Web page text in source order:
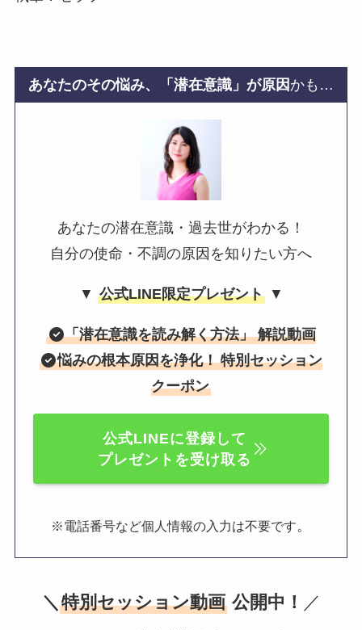
あなたのその悩み、「潜在意識」が原因 かも…
あなたの潜在意識・過去世がわかる！
自分の使命・不調の原因を知りたい方へ
▼ 公式LINE限定プレゼント▼
「潜在意識を読み解く方法」 解説動画
悩みの根本原因を浄化！ 特別セッション
クーポン
公式LINEに登録して
プレゼントを受け取る
※電話番号など個人情報の入力は不要です。
＼ 特別セッション動画公開中！ ／